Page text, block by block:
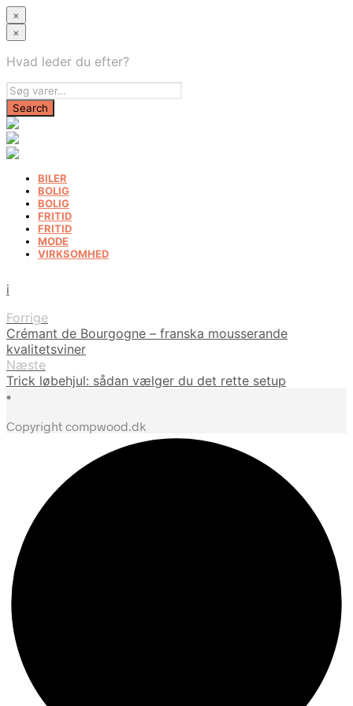
×
×
Hvad leder du efter?
BILER
BOLIG
BOLIG
FRITID
FRITID
MODE
VIRKSOMHED
i
Forrige
Crémant de Bourgogne – franska mousserande
kvalitetsviner
Næste
Trick løbehjul: sådan vælger du det rette setup
•
Copyright compwood.dk